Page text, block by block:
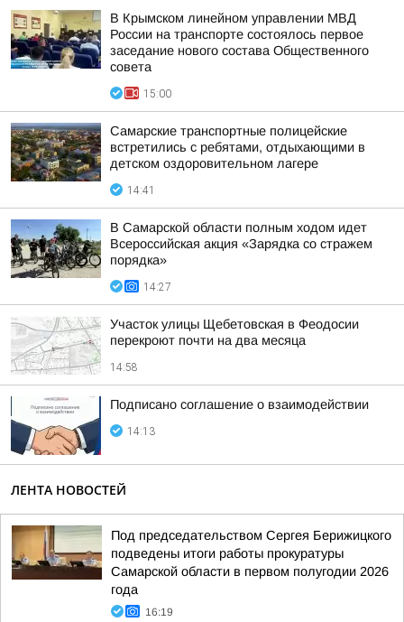
В Крымском линейном управлении МВД
России на транспорте состоялось первое
заседание нового состава Общественного
совета
15:00
Самарские транспортные полицейские
встретились с ребятами, отдыхающими в
детском оздоровительном лагере
14:41
В Самарской области полным ходом идет
Всероссийская акция «Зарядка со стражем
порядка»
14:27
Участок улицы Щебетовская в Феодосии
перекроют почти на два месяца
14:58
Подписано соглашение о взаимодействии
14:13
ЛЕНТА НОВОСТЕЙ
Под председательством Сергея Берижицкого
подведены итоги работы прокуратуры
Самарской области в первом полугодии 2026
года
16:19